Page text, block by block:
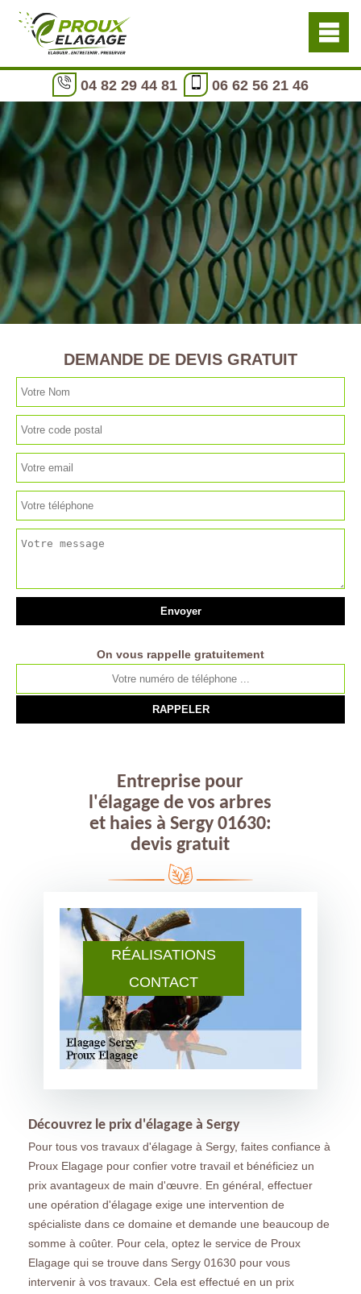
04 82 29 44 81 06 62 56 21 46
RÉALISATIONS
CONTACT
DEMANDE DE DEVIS GRATUIT
On vous rappelle gratuitement
Entreprise pour
l'élagage de vos arbres
et haies à Sergy 01630:
devis gratuit
Découvrez le prix d'élagage à Sergy
Pour tous vos travaux d'élagage à Sergy, faites confiance à
Proux Elagage pour confier votre travail et bénéficiez un
prix avantageux de main d'œuvre. En général, effectuer
une opération d'élagage exige une intervention de
spécialiste dans ce domaine et demande une beaucoup de
somme à coûter. Pour cela, optez le service de Proux
Elagage qui se trouve dans Sergy 01630 pour vous
intervenir à vos travaux. Cela est effectué en un prix